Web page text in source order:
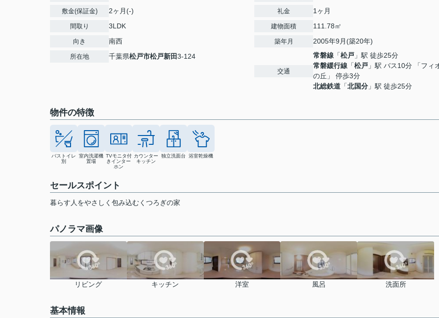
敷金(保証金) 2ヶ月(-)
間取り 3LDK
向き 南西
所在地 千葉県松戸市松戸新田3-124
礼金 1ヶ月
建物面積 111.78㎡
築年月 2005年9月(築20年)
交通
常磐線 「松戸 」駅 徒歩25分
常磐緩行線 「松戸 」駅 バス10分 「フィ
の丘」 停歩3分
北総鉄道 「北国分 」駅 徒歩25分
物件の特徴
バストイレ
別
室内洗濯機
置場
TVモニタ付
きインター
ホン
カウンター
キッチン
独立洗面台 浴室乾燥機
セールスポイント
暮らす人をやさしく包み込むくつろぎの家
パノラマ画像
リビング キッチン 洋室 風呂 洗面所
基本情報